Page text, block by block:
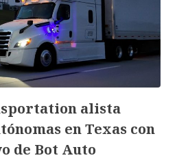
alista
en Texas con
de Bot Auto